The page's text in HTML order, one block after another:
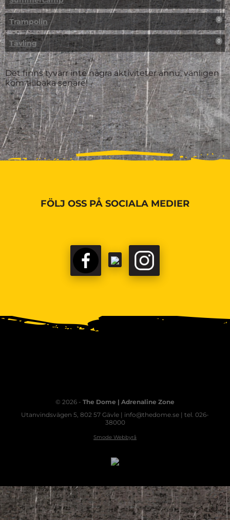
Trampolin 0
Tävling 0
Det finns tyvärr inte några aktiviteter ännu, vänligen
kom tillbaka senare!
FÖLJ OSS PÅ SOCIALA MEDIER
© 2026 - The Dome | Adrenaline Zone
Utanvindsvägen 5, 802 57 Gävle | info@thedome.se | tel. 026-
38000
Smode Webbyrå